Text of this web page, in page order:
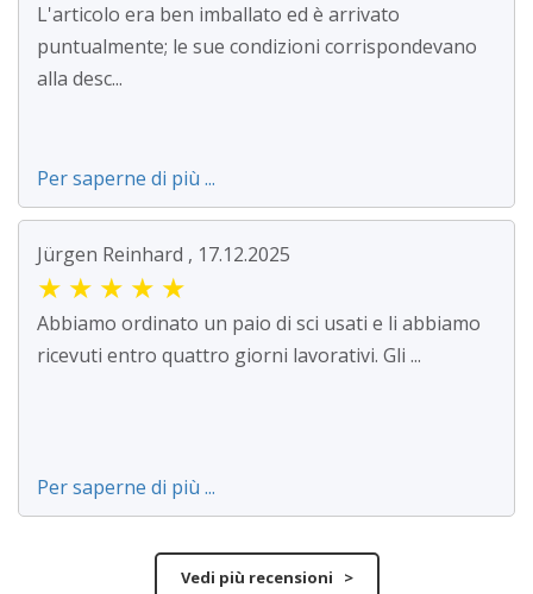
L'articolo era ben imballato ed è arrivato
puntualmente; le sue condizioni corrispondevano
alla desc...
Per saperne di più ...
Jürgen Reinhard , 17.12.2025
★ ★ ★ ★ ★
Abbiamo ordinato un paio di sci usati e li abbiamo
ricevuti entro quattro giorni lavorativi. Gli ...
Per saperne di più ...
Vedi più recensioni >